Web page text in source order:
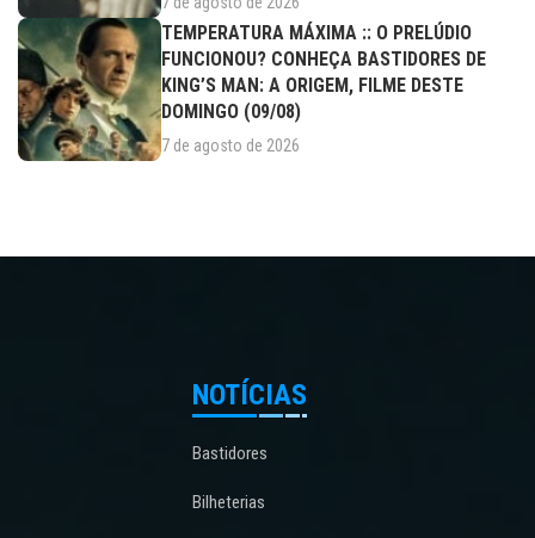
TEMPERATURA MÁXIMA :: O PRELÚDIO
FUNCIONOU? CONHEÇA BASTIDORES DE
KING’S MAN: A ORIGEM, FILME DESTE
DOMINGO (09/08)
7 de agosto de 2026
NOTÍCIAS
Bastidores
Bilheterias